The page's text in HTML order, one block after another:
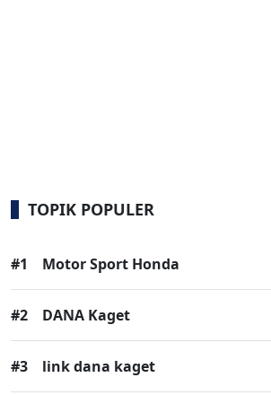
TOPIK POPULER
#1 Motor Sport Honda
#2 DANA Kaget
#3 link dana kaget